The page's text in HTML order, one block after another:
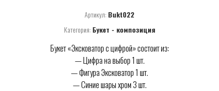
Артикул: Bukt022
Категория: Букет - композиция
Букет «Эксковатор с цифрой» состоит из:
— Цифра на выбор 1 шт.
— Фигура Эксковатор 1 шт.
— Синие шары хром 3 шт.